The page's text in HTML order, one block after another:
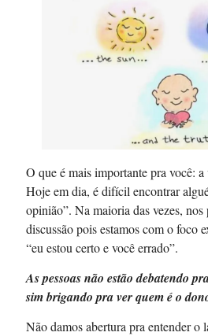
O que é mais importante pra você: a
Hoje em dia, é difícil encontrar
opinião”. Na maioria das vezes, nos
discussão pois estamos com o foco
“eu estou certo e você errado”.
As pessoas não estão debatendo
sim brigando pra ver quem é o
Não damos abertura pra entender o